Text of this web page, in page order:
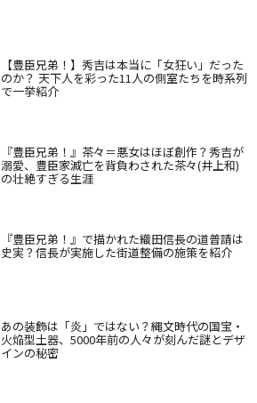
【豊臣兄弟！】秀吉は本当に「女狂い」だった
のか？ 天下人を彩った11人の側室たちを時系列
で一挙紹介
『豊臣兄弟！』茶々＝悪女はほぼ創作？秀吉が
溺愛、豊臣家滅亡を背負わされた茶々(井上和)
の壮絶すぎる生涯
『豊臣兄弟！』で描かれた織田信長の道普請は
史実？信長が実施した街道整備の施策を紹介
あの装飾は「炎」ではない？縄文時代の国宝・
火焔型土器、5000年前の人々が刻んだ謎とデザ
インの秘密